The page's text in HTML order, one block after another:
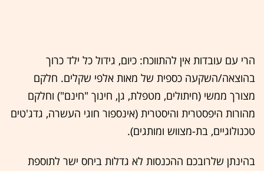
הרי עם עובדות אין להתווכח: כיום, גידול כל ילד כרוך
בהוצאה/השקעה כספית של מאות אלפי שקלים. חלקם
מצורך ממשי (חיתולים, מטפלת, גן, חינוך "חינם") וחלקם
מהורות היפסטרית והיסטרית (אינספור חוגי העשרה, גדג'טים
טכנולוגיים, בת-מצווש ומותגים).
בהינתן שלרובכם ההכנסות לא גדלות ביחס ישר לתוספת